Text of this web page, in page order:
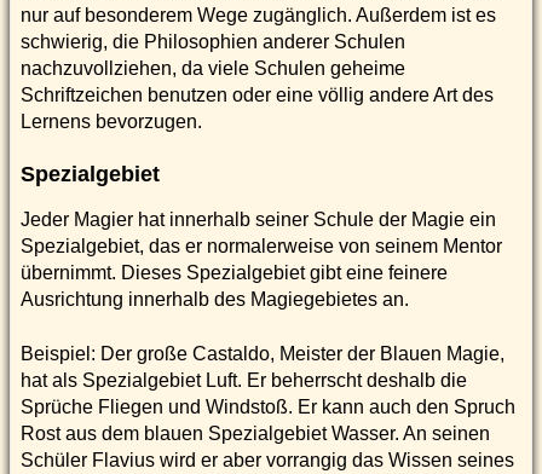
nur auf besonderem Wege zugänglich. Außerdem ist es
schwierig, die Philosophien anderer Schulen
nachzuvollziehen, da viele Schulen geheime
Schriftzeichen benutzen oder eine völlig andere Art des
Lernens bevorzugen.
Spezialgebiet
Jeder Magier hat innerhalb seiner Schule der Magie ein
Spezialgebiet, das er normalerweise von seinem Mentor
übernimmt. Dieses Spezialgebiet gibt eine feinere
Ausrichtung innerhalb des Magiegebietes an.
Beispiel: Der große Castaldo, Meister der Blauen Magie,
hat als Spezialgebiet Luft. Er beherrscht deshalb die
Sprüche Fliegen und Windstoß. Er kann auch den Spruch
Rost aus dem blauen Spezialgebiet Wasser. An seinen
Schüler Flavius wird er aber vorrangig das Wissen seines